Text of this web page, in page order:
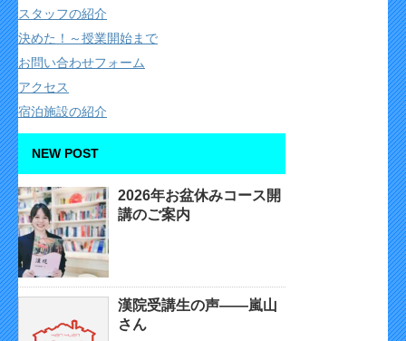
スタッフの紹介
決めた！～授業開始まで
お問い合わせフォーム
アクセス
宿泊施設の紹介
NEW POST
2026年お盆休みコース開
講のご案内
漢院受講生の声——嵐山
さん